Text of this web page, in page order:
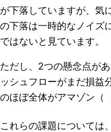
が下落していますが、気
の下落は一時的なノイズ
ではないと見ています。
ただし、2つの懸念点が
ッシュフローがまだ損益
のほぼ全体がアマゾン（
これらの課題については